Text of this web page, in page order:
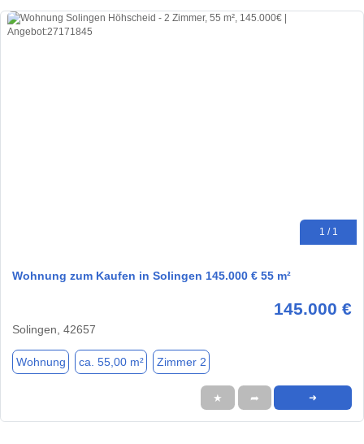
1 / 1
Wohnung zum Kaufen in Solingen 145.000 € 55 m²
145.000 €
Solingen, 42657
Wohnung ca. 55,00 m² Zimmer 2
★ ➦ ➜